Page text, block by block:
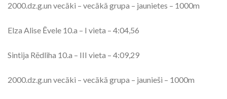
2000.dz.g.un vecāki – vecākā grupa – jaunietes – 1000m
Elza Alise Ēvele 10.a – I vieta – 4:04,56
Sintija Rēdliha 10.a – III vieta – 4:09,29
2000.dz.g.un vecāki – vecākā grupa – jaunieši – 1000m